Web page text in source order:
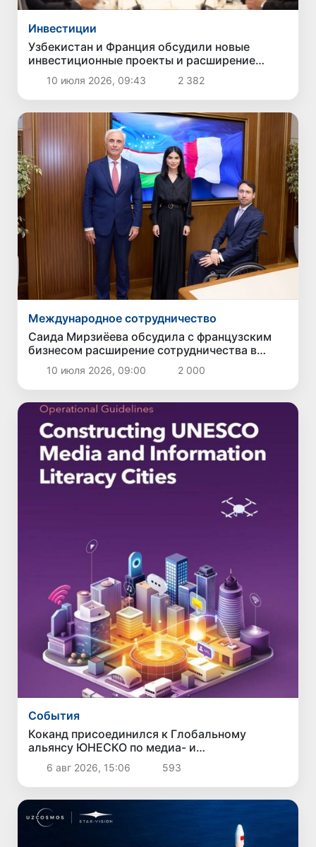
Инвестиции
Узбекистан и Франция обсудили новые
инвестиционные проекты и расширение
экономического сотрудничества
10 июля 2026, 09:43 2 382
Международное сотрудничество
Саида Мирзиёева обсудила с французским
бизнесом расширение сотрудничества в
ключевых отраслях
10 июля 2026, 09:00 2 000
Cобытия
Коканд присоединился к Глобальному
альянсу ЮНЕСКО по медиа- и
информационной грамотности
6 авг 2026, 15:06 593